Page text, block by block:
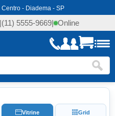
- Diadema - SP
(11) 5555-9669| Online
Vitrine Grid